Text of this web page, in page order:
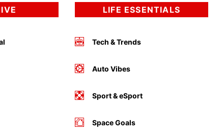
LIFE ESSENTIALS
Tech & Trends
Auto Vibes
Sport & eSport
Space Goals